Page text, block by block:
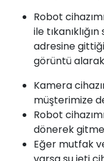
Robot
ile
adresine
görüntü
Kamera
müşterimize
Robot
dönerek
Eğer mutfak